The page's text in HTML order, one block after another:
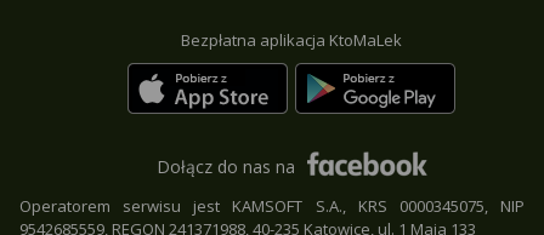
Bezpłatna aplikacja KtoMaLek
Dołącz do nas na
Operatorem serwisu jest KAMSOFT S.A., KRS 0000345075, NIP
9542685559, REGON 241371988, 40-235 Katowice, ul. 1 Maja 133